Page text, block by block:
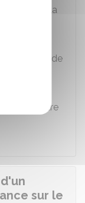
et la
du report.
de
vous être
sur le